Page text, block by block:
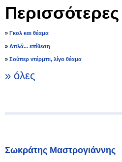
» Γκολ και θέαμα
» Απλά... επίθεση
» Σούπερ ντέρμπι, λίγο θέαμα
» όλες
Σωκράτης Μαστρογιάννης